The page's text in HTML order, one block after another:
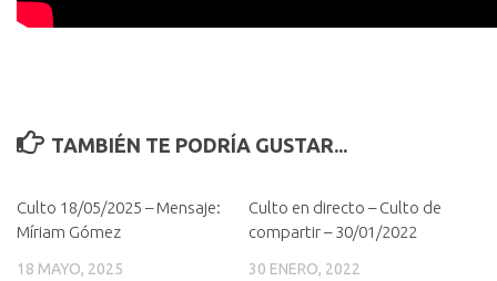
TAMBIÉN TE PODRÍA GUSTAR...
Culto 18/05/2025 – Mensaje:
Míriam Gómez
18 MAYO, 2025
Culto en directo – Culto de
compartir – 30/01/2022
30 ENERO, 2022